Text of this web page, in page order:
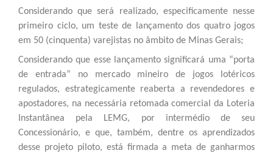
Considerando que será realizado, especificamente nesse
primeiro ciclo, um teste de lançamento dos quatro jogos
em 50 (cinquenta) varejistas no âmbito de Minas Gerais;
Considerando que esse lançamento significará uma “porta
de entrada” no mercado mineiro de jogos lotéricos
regulados, estrategicamente reaberta a revendedores e
apostadores, na necessária retomada comercial da Loteria
Instantânea pela LEMG, por intermédio de seu
Concessionário, e que, também, dentre os aprendizados
desse projeto piloto, está firmada a meta de ganharmos